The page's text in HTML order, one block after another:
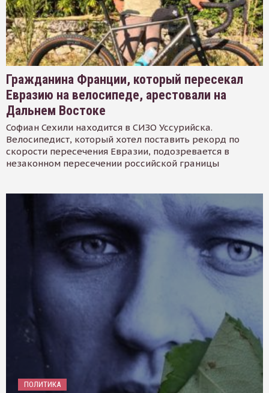
Гражданина Франции, который пересекал
Евразию на велосипеде, арестовали на
Дальнем Востоке
Софиан Сехили находится в СИЗО Уссурийска.
Велосипедист, который хотел поставить рекорд по
скорости пересечения Евразии, подозревается в
незаконном пересечении российской границы
ПОЛИТИКА